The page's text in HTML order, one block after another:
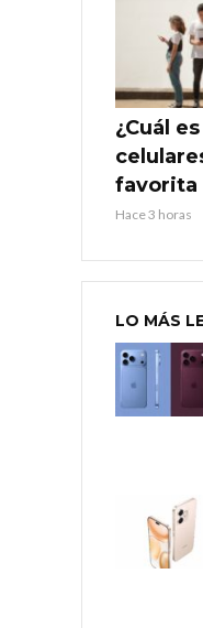
¿Cuál
favorita
Hace 3 horas
LO MÁS